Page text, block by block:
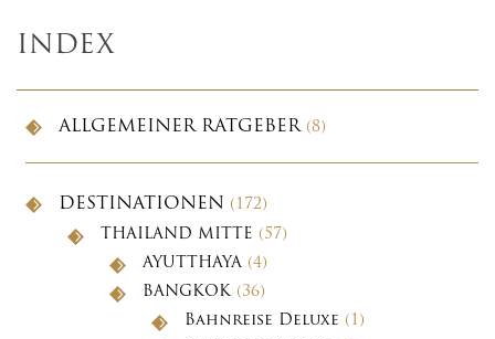
INDEX
ALLGEMEINER RATGEBER(8)
DESTINATIONEN (172)
THAILAND MITTE (57)
AYUTTHAYA (4)
BANGKOK(36)
Bahnreise Deluxe (1)